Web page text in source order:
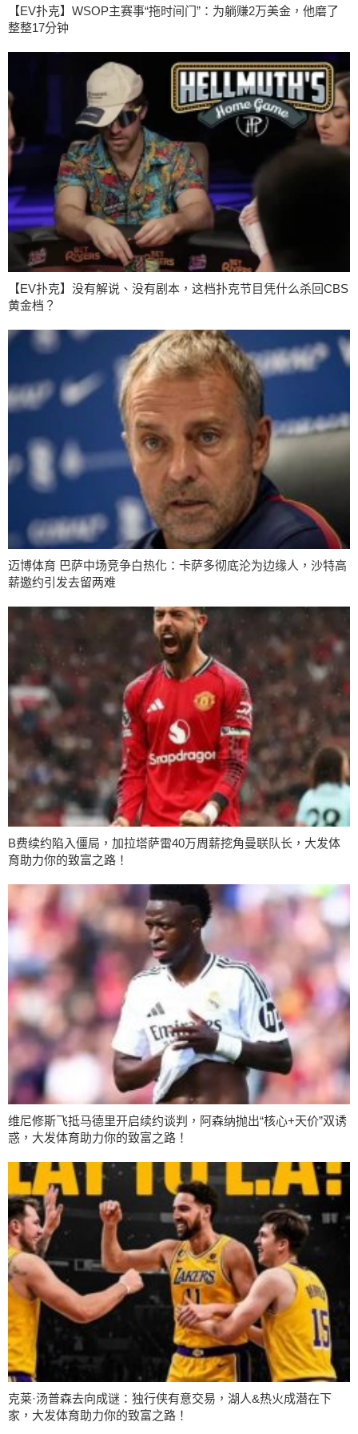
【EV扑克】WSOP主赛事“拖时间门”：为躺赚2万美金，他磨了
整整17分钟
【EV扑克】没有解说、没有剧本，这档扑克节目凭什么杀回CBS
黄金档？
迈博体育 巴萨中场竞争白热化：卡萨多彻底沦为边缘人，沙特高
薪邀约引发去留两难
B费续约陷入僵局，加拉塔萨雷40万周薪挖角曼联队长，大发体
育助力你的致富之路！
维尼修斯飞抵马德里开启续约谈判，阿森纳抛出“核心+天价”双诱
惑，大发体育助力你的致富之路！
克莱·汤普森去向成谜：独行侠有意交易，湖人&热火成潜在下
家，大发体育助力你的致富之路！